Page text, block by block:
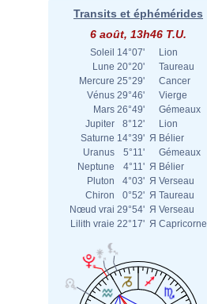
Transits et éphémérides
6 août, 13h46 T.U.
Soleil 14°07'
Lion
Lune 20°20'
Taureau
Mercure 25°29'
Cancer
Vénus 29°46'
Vierge
Mars 26°49'
Gémeaux
Jupiter
8°12'
Lion
Saturne 14°39' Я Bélier
Uranus
5°11'
Gémeaux
Neptune
4°11' Я Bélier
Pluton
4°03' Я Verseau
Chiron
0°52' Я Taureau
Nœud vrai 29°54' Я Verseau
Lilith vraie 22°17' Я Capricorne